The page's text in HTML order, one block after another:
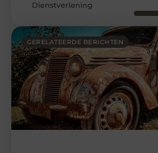
GERELATEERDE BERICHTEN
Dienstverlening